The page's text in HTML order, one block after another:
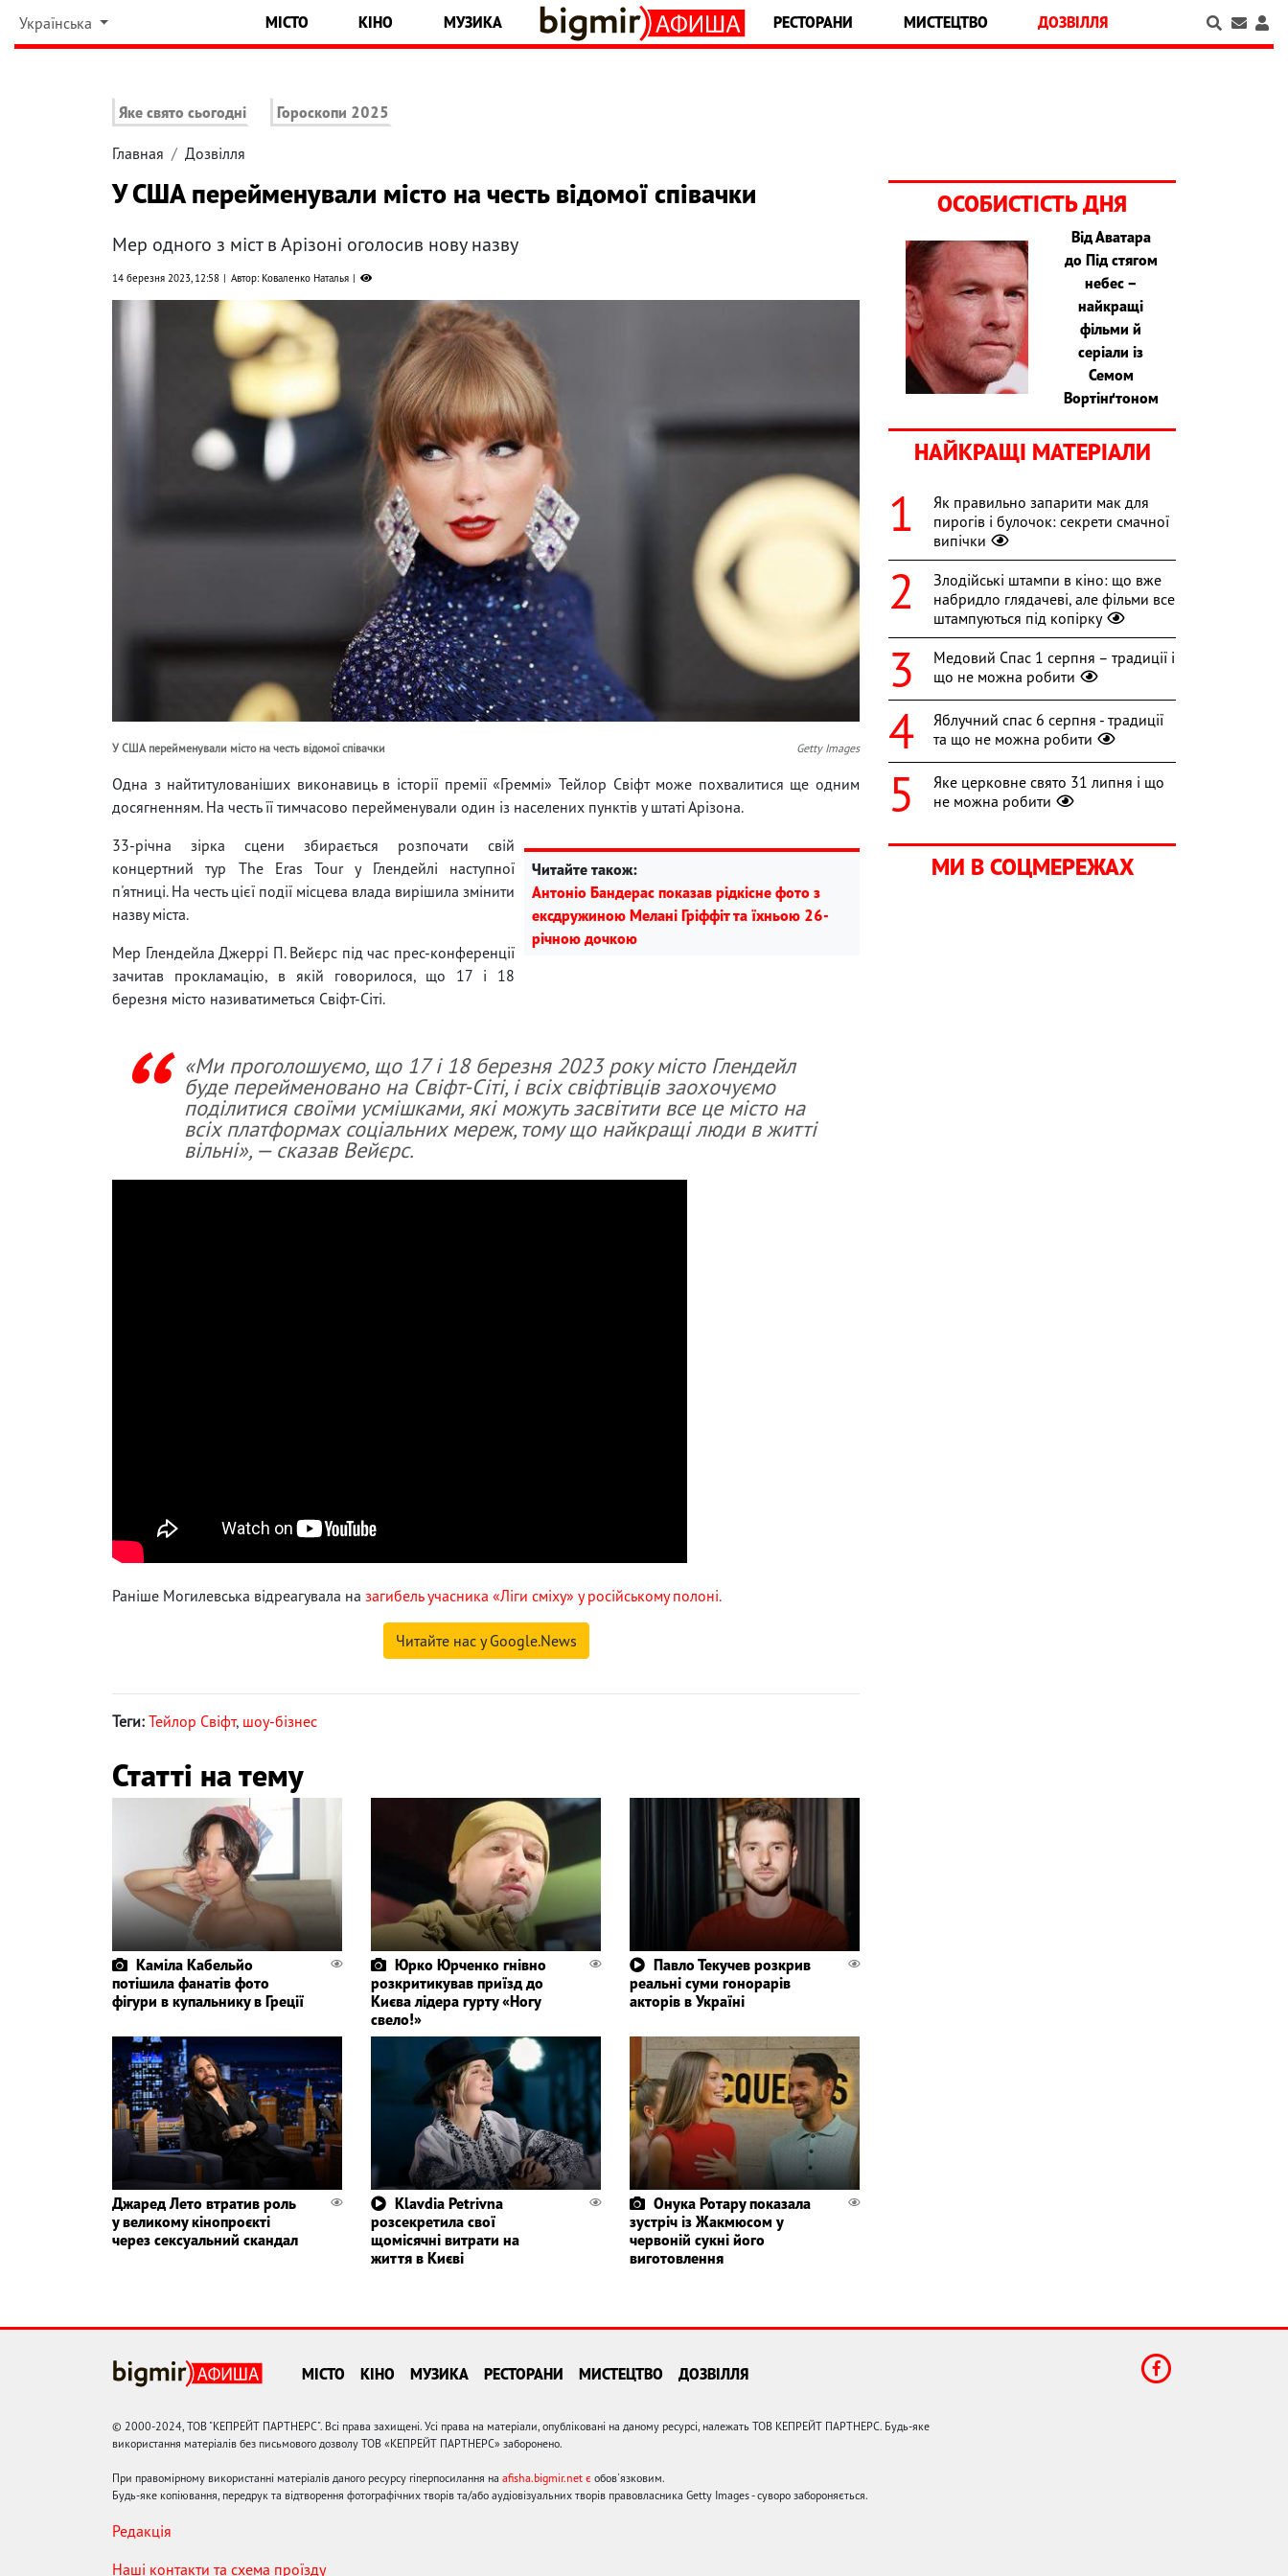
Українська МІСТО КІНО МУЗИКА РЕСТОРАНИ МИСТЕЦТВО ДОЗВІЛЛЯ
Яке свято сьогодні Гороскопи 2025
Главная Дозвілля
У США перейменували місто на честь відомої співачки
Мер одного з міст в Арізоні оголосив нову назву
14 березня 2023, 12:58 Автор: Коваленко Наталья
У США перейменували місто на честь відомої співачки Getty Images
Одна з найтитулованіших виконавиць в історії премії «Греммі» Тейлор Свіфт може похвалитися ще одним
досягненням. На честь її тимчасово перейменували один із населених пунктів у штаті Арізона.
Читайте також:
Антоніо Бандерас показав рідкісне фото з
ексдружиною Мелані Гріффіт та їхньою 26-
річною дочкою
33-річна зірка сцени збирається розпочати свій
концертний тур The Eras Tour у Глендейлі наступної
п'ятниці. На честь цієї події місцева влада вирішила змінити
назву міста.
Мер Глендейла Джеррі П. Вейєрс під час прес-конференції
зачитав прокламацію, в якій говорилося, що 17 і 18
березня місто називатиметься Свіфт-Сіті.
«Ми проголошуємо, що 17 і 18 березня 2023 року місто Глендейл
буде перейменовано на Свіфт-Сіті, і всіх свіфтівців заохочуємо
поділитися своїми усмішками, які можуть засвітити все це місто на
всіх платформах соціальних мереж, тому що найкращі люди в житті
вільні», — сказав Вейєрс.
Раніше Могилевська відреагувала на загибель учасника «Ліги сміху» у російському полоні.
Читайте нас у Google.News
Теги: Тейлор Свіфт, шоу-бізнес
Статті на тему
Каміла Кабельйо
потішила фанатів фото
фігури в купальнику в Греції
Юрко Юрченко гнівно
розкритикував приїзд до
Києва лідера гурту «Ногу
свело!»
Павло Текучев розкрив
реальні суми гонорарів
акторів в Україні
Джаред Лето втратив роль
у великому кінопроєкті
через сексуальний скандал
Klavdia Petrivna
розсекретила свої
щомісячні витрати на
життя в Києві
Онука Ротару показала
зустріч із Жакмюсом у
червоній сукні його
виготовлення
ОСОБИСТІСТЬ ДНЯ
Від Аватара
до Під стягом
небес –
найкращі
фільми й
серіали із
Семом
Вортінґтоном
НАЙКРАЩІ МАТЕРІАЛИ
Як правильно запарити мак для
пирогів і булочок: секрети смачної
випічки
Злодійські штампи в кіно: що вже
набридло глядачеві, але фільми все
штампуються під копірку
Медовий Спас 1 серпня – традиції і
що не можна робити
Яблучний спас 6 серпня - традиції
та що не можна робити
Яке церковне свято 31 липня і що
не можна робити
МИ В СОЦМЕРЕЖАХ
МІСТО КІНО МУЗИКА РЕСТОРАНИ МИСТЕЦТВО ДОЗВІЛЛЯ
© 2000-2024, ТОВ "КЕПРЕЙТ ПАРТНЕРС". Всі права захищені. Усі права на матеріали, опубліковані на даному ресурсі, належать ТОВ КЕПРЕЙТ ПАРТНЕРС. Будь-яке
використання матеріалів без письмового дозволу ТОВ «КЕПРЕЙТ ПАРТНЕРС» заборонено.
При правомірному використанні матеріалів даного ресурсу гіперпосилання на afisha.bigmir.net є обов'язковим.
Будь-яке копіювання, передрук та відтворення фотографічних творів та/або аудіовізуальних творів правовласника Getty Images - суворо забороняється.
Редакція
Наші контакти та схема проїзду